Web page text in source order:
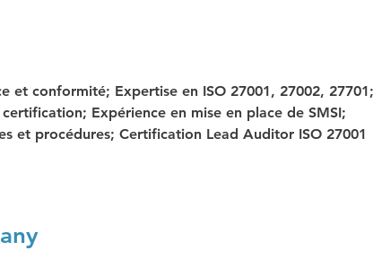
et conformité; Expertise en ISO 27001, 27002, 27701;
Expérience en mise en place de SMSI;
et procédures; Certification Lead Auditor ISO 27001